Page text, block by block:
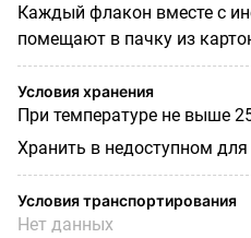
Каждый флакон вместе с
помещают в пачку из
Условия хранения
При температуре не выше
Хранить в недоступном для
Условия транспортирования
Нет данных